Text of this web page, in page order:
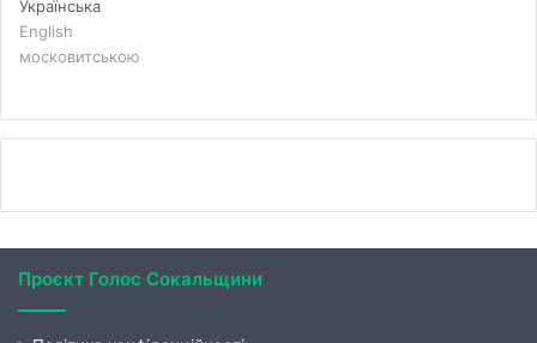
Українська
English
московитською
Проєкт Голос Сокальщини